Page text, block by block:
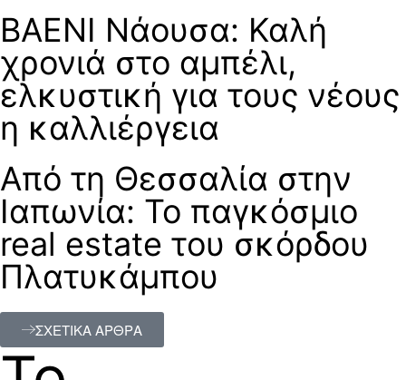
ΒΑΕΝΙ Νάουσα: Καλή
χρονιά στο αμπέλι,
ελκυστική για τους νέους
η καλλιέργεια
Από τη Θεσσαλία στην
Ιαπωνία: Το παγκόσμιο
real estate του σκόρδου
Πλατυκάμπου
ΣΧΕΤΙΚΑ ΑΡΘΡΑ